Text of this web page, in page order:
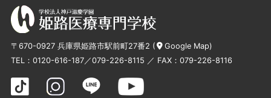
〒670-0927 兵庫県姫路市駅前町27番2 ( Google Map)
TEL： 0120-616-187／079-226-8115 ／ FAX：079-226-8116